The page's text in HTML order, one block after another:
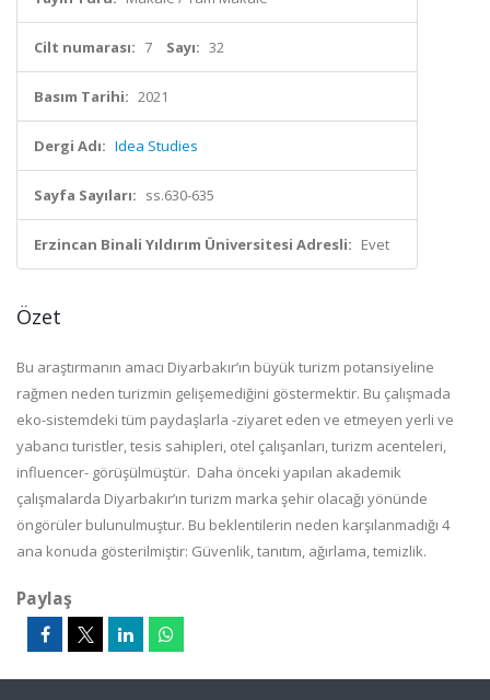
Cilt numarası: 7 Sayı: 32
Basım Tarihi: 2021
Dergi Adı: Idea Studies
Sayfa Sayıları: ss.630-635
Erzincan Binali Yıldırım Üniversitesi Adresli: Evet
Özet
Bu araştırmanın amacı Diyarbakır’ın büyük turizm potansiyeline
rağmen neden turizmin gelişemediğini göstermektir. Bu çalışmada
eko-sistemdeki tüm paydaşlarla -ziyaret eden ve etmeyen yerli ve
yabancı turistler, tesis sahipleri, otel çalışanları, turizm acenteleri,
influencer- görüşülmüştür. Daha önceki yapılan akademik
çalışmalarda Diyarbakır’ın turizm marka şehir olacağı yönünde
öngörüler bulunulmuştur. Bu beklentilerin neden karşılanmadığı 4
ana konuda gösterilmiştir: Güvenlik, tanıtım, ağırlama, temizlik.
Paylaş